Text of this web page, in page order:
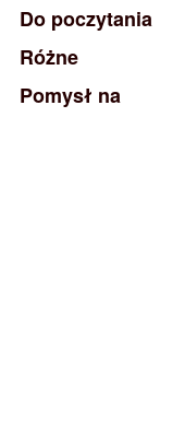
Do poczytania
Różne
Pomysł na